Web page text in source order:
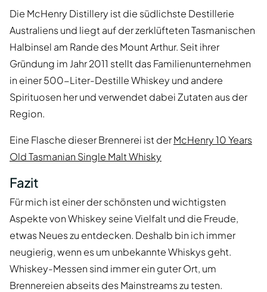
Die McHenry Distillery ist die südlichste Destillerie
Australiens und liegt auf der zerklüfteten Tasmanischen
Halbinsel am Rande des Mount Arthur. Seit ihrer
Gründung im Jahr 2011 stellt das Familienunternehmen
in einer 500-Liter-Destille Whiskey und andere
Spirituosen her und verwendet dabei Zutaten aus der
Region.
Eine Flasche dieser Brennerei ist derMcHenry 10 Years
Old Tasmanian Single Malt Whisky
Fazit
Für mich ist einer der schönsten und wichtigsten
Aspekte von Whiskey seine Vielfalt und die Freude,
etwas Neues zu entdecken. Deshalb bin ich immer
neugierig, wenn es um unbekannte Whiskys geht.
Whiskey-Messen sind immer ein guter Ort, um
Brennereien abseits des Mainstreams zu testen.